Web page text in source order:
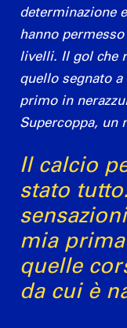
determinazione
hanno
livelli. Il gol che
quello segnato
primo in
Supercoppa, un
Il calcio
stato
mia
quelle
da cui è